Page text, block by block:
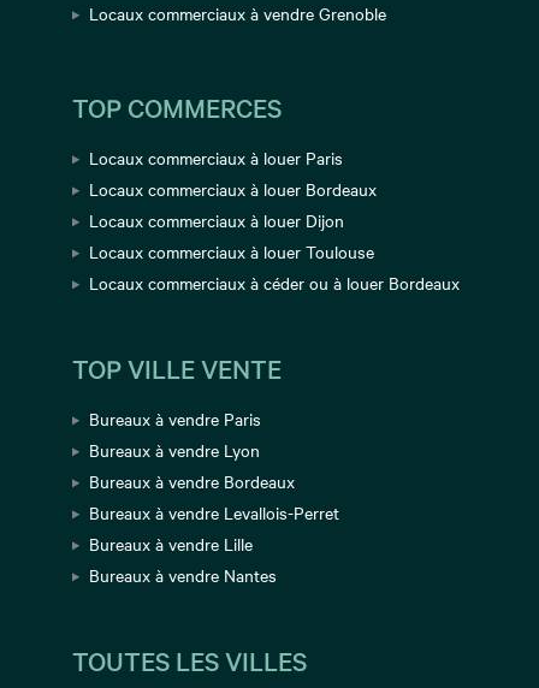
Locaux commerciaux à vendre Grenoble
TOP COMMERCES
Locaux commerciaux à louer Paris
Locaux commerciaux à louer Bordeaux
Locaux commerciaux à louer Dijon
Locaux commerciaux à louer Toulouse
Locaux commerciaux à céder ou à louer Bordeaux
TOP VILLE VENTE
Bureaux à vendre Paris
Bureaux à vendre Lyon
Bureaux à vendre Bordeaux
Bureaux à vendre Levallois-Perret
Bureaux à vendre Lille
Bureaux à vendre Nantes
TOUTES LES VILLES